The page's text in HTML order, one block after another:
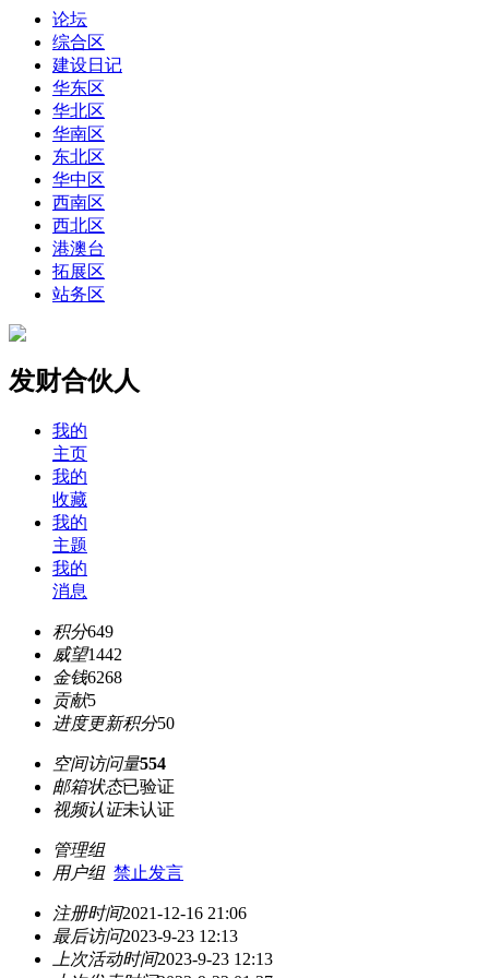
论坛
综合区
建设日记
华东区
华北区
华南区
东北区
华中区
西南区
西北区
港澳台
拓展区
站务区
发财合伙人
我的
主页
我的
收藏
我的
主题
我的
消息
积分649
威望1442
金钱6268
贡献5
进度更新积分50
空间访问量554
邮箱状态已验证
视频认证未认证
管理组
用户组 禁止发言
注册时间2021-12-16 21:06
最后访问2023-9-23 12:13
上次活动时间2023-9-23 12:13